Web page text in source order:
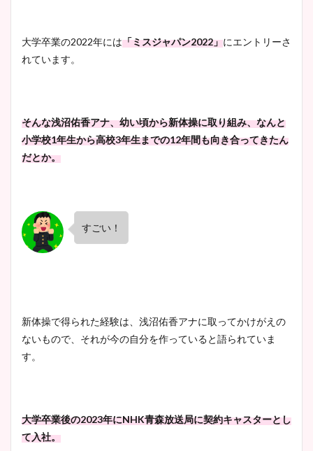
大学卒業の2022年には「ミスジャパン2022」にエントリーさ
れています。
そんな浅沼佑香アナ、幼い頃から新体操に取り組み、なんと
小学校1年生から高校3年生までの12年間も向き合ってきたん
だとか。
すごい！
新体操で得られた経験は、浅沼佑香アナに取ってかけがえの
ないもので、それが今の自分を作っていると語られていま
す。
大学卒業後の2023年にNHK青森放送局に契約キャスターとし
て入社。